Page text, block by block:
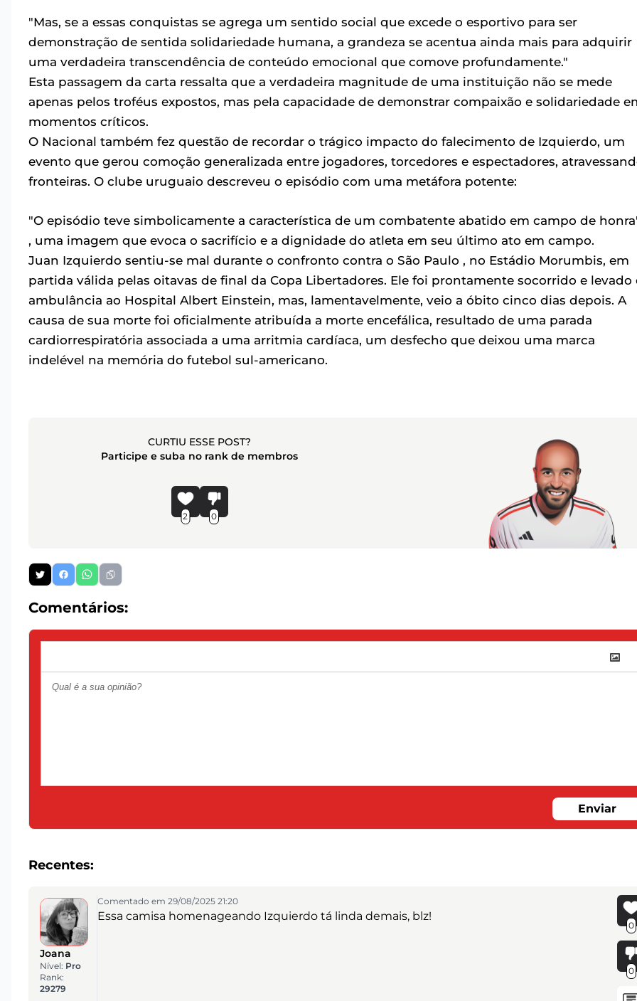
"Mas, se a essas conquistas se agrega um sentido social que excede o esportivo para ser
demonstração de sentida solidariedade humana, a grandeza se acentua ainda mais para adquirir
uma verdadeira transcendência de conteúdo emocional que comove profundamente."
Esta passagem da carta ressalta que a verdadeira magnitude de uma instituição não se mede
apenas pelos troféus expostos, mas pela capacidade de demonstrar compaixão e solidariedade
momentos críticos.
O Nacional também fez questão de recordar o trágico impacto do falecimento de Izquierdo, um
evento que gerou comoção generalizada entre jogadores, torcedores e espectadores,
fronteiras. O clube uruguaio descreveu o episódio com uma metáfora potente:
"O episódio teve simbolicamente a característica de um combatente abatido em campo de
, uma imagem que evoca o sacrifício e a dignidade do atleta em seu último ato em campo.
Juan Izquierdo sentiu-se mal durante o confronto contra o São Paulo , no Estádio Morumbis, em
partida válida pelas oitavas de final da Copa Libertadores. Ele foi prontamente socorrido e levado
ambulância ao Hospital Albert Einstein, mas, lamentavelmente, veio a óbito cinco dias depois. A
causa de sua morte foi oficialmente atribuída a morte encefálica, resultado de uma parada
cardiorrespiratória associada a uma arritmia cardíaca, um desfecho que deixou uma marca
indelével na memória do futebol sul-americano.
CURTIU ESSE POST?
Participe e suba no rank de membros
2 0
Comentários:
Enviar
Recentes:
Joana
Nível: Pro
Rank:
29279
Comentado em 29/08/2025 21:20
Essa camisa homenageando Izquierdo tá linda demais, blz!
0
0